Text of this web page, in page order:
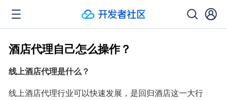
酒店代理自己怎么操作？
线上酒店代理是什么？
线上酒店代理行业可以快速发展，是回归酒店这一大行